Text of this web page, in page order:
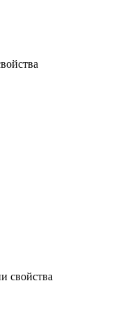
свойства